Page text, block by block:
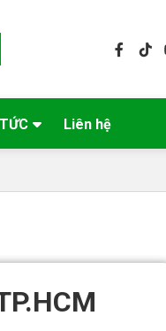
Liên hệ